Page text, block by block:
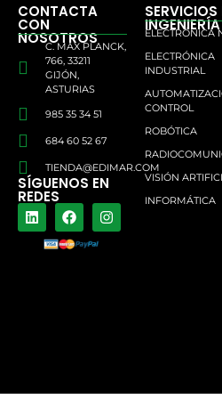
CONTACTA
CON
NOSOTROS
C. MAX PLANCK,
766, 33211
GIJÓN,
ASTURIAS
985 35 34 51
684 60 52 67
TIENDA@EDIMAR.COM
SÍGUENOS EN
REDES
SERVICIOS
INGENIERÍA
ELECTRÓNICA
ELECTRÓNICA
INDUSTRIAL
CONTROL
ROBÓTICA
VISIÓN
INFORMÁTICA